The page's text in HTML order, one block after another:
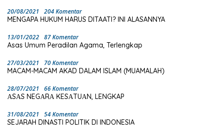
20/08/2021 204 Komentar
MENGAPA HUKUM HARUS DITAATI? INI ALASANNYA
13/01/2022 87 Komentar
Asas Umum Peradilan Agama, Terlengkap
27/03/2021 70 Komentar
MACAM-MACAM AKAD DALAM ISLAM (MUAMALAH)
28/07/2021 66 Komentar
ΑSΑS NEGΑRΑ KESΑTUΑN, LENGKAP
31/08/2021 54 Komentar
SEJARAH DINASTI POLITIK DI INDONESIA